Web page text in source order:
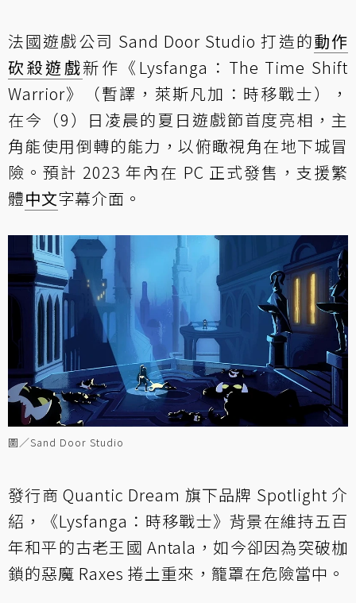
法國遊戲公司 Sand Door Studio 打造的動作
砍殺遊戲新作《Lysfanga：The Time Shift
Warrior》（暫譯，萊斯凡加：時移戰士），
在今（9）日凌晨的夏日遊戲節首度亮相，主
角能使用倒轉的能力，以俯瞰視角在地下城冒
險。預計 2023 年內在 PC 正式發售，支援繁
體中文字幕介面。
圖／Sand Door Studio
發行商 Quantic Dream 旗下品牌 Spotlight 介
紹，《Lysfanga：時移戰士》背景在維持五百
年和平的古老王國 Antala，如今卻因為突破枷
鎖的惡魔 Raxes 捲土重來，籠罩在危險當中。